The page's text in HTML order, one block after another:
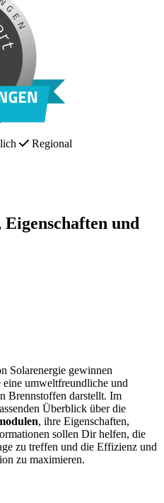
Regional
und
Solarenergie gewinnen
eine umweltfreundliche und
Brennstoffen darstellt. Im
Überblick über die
, ihre Eigenschaften,
sollen Dir helfen, die
zu treffen und die Effizienz und
zu maximieren.